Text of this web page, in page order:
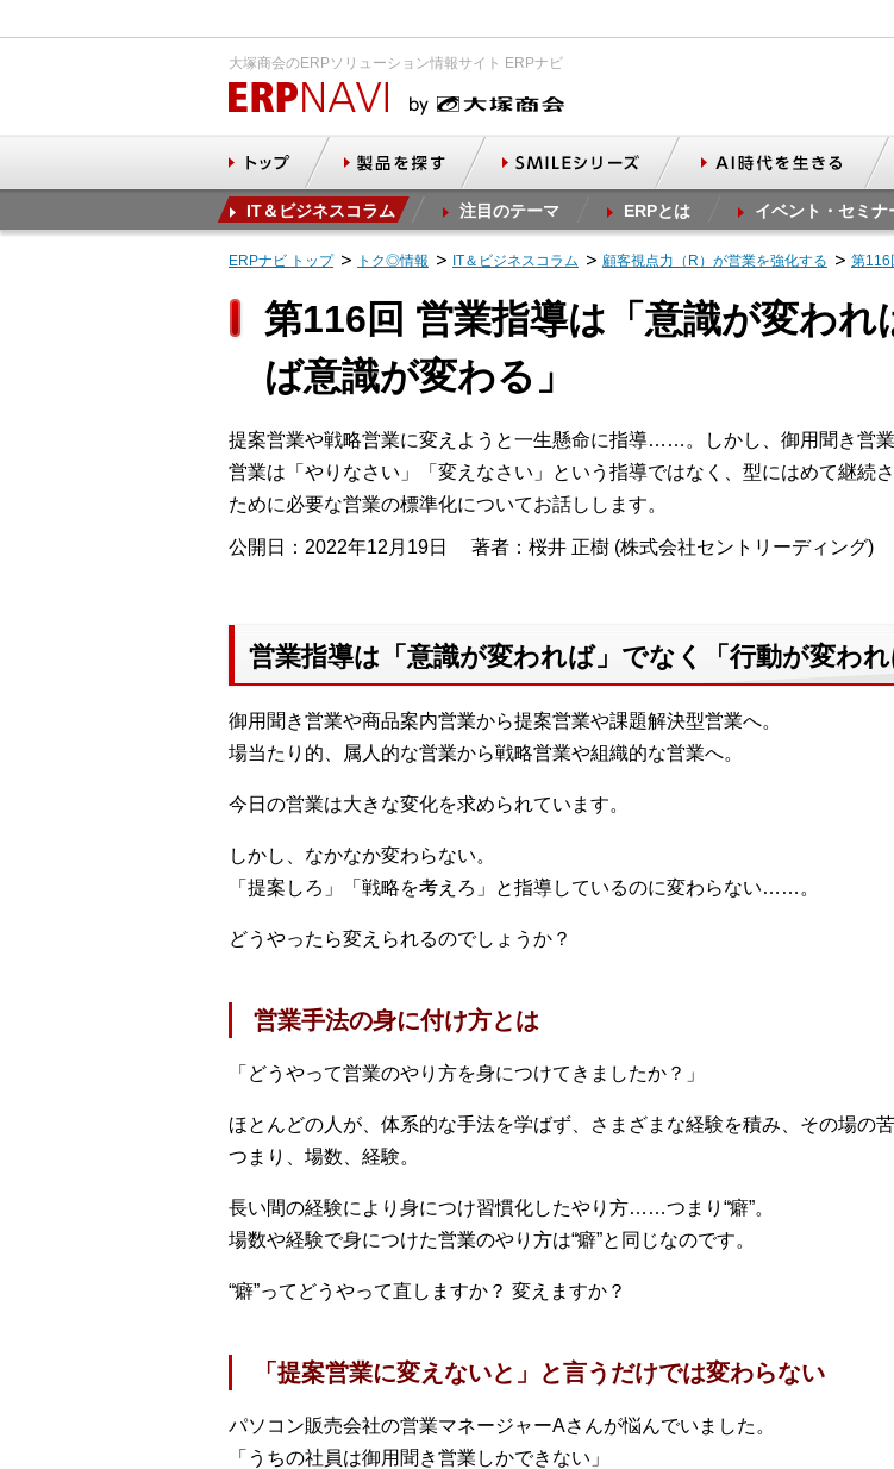
大塚商会のERPソリューション情報サイト ERPナビ
IT＆ビジネスコラム 注目のテーマ ERPとは イベント・セミナ
ERPナビ トップ トク◎情報 IT＆ビジネスコラム 顧客視点力（R）が営業を強化する 第116
第116回 営業指導は「意識が変わ
ば意識が変わる」
提案営業や戦略営業に変えようと一生懸命に指導……。しかし、御用聞き営
営業は「やりなさい」「変えなさい」という指導ではなく、型にはめて継続
ために必要な営業の標準化についてお話しします。
公開日：2022年12月19日 著者：桜井 正樹 (株式会社セントリーディング)
営業指導は「意識が変われば」でなく「行動が変われ
御用聞き営業や商品案内営業から提案営業や課題解決型営業へ。
場当たり的、属人的な営業から戦略営業や組織的な営業へ。
今日の営業は大きな変化を求められています。
しかし、なかなか変わらない。
「提案しろ」「戦略を考えろ」と指導しているのに変わらない……。
どうやったら変えられるのでしょうか？
営業手法の身に付け方とは
「どうやって営業のやり方を身につけてきましたか？」
ほとんどの人が、体系的な手法を学ばず、さまざまな経験を積み、その場の
つまり、場数、経験。
長い間の経験により身につけ習慣化したやり方……つまり“癖”。
場数や経験で身につけた営業のやり方は“癖”と同じなのです。
“癖”ってどうやって直しますか？ 変えますか？
「提案営業に変えないと」と言うだけでは変わらない
パソコン販売会社の営業マネージャーAさんが悩んでいました。
「うちの社員は御用聞き営業しかできない」